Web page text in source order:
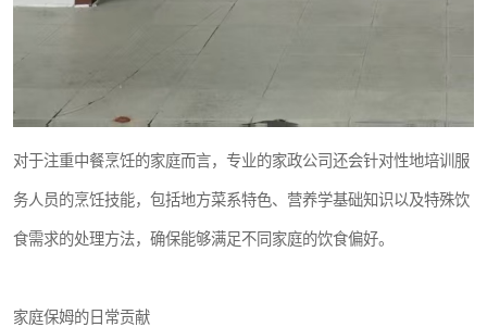
对于注重中餐烹饪的家庭而言，专业的家政公司还会针对性地培训服
务人员的烹饪技能，包括地方菜系特色、营养学基础知识以及特殊饮
食需求的处理方法，确保能够满足不同家庭的饮食偏好。
家庭保姆的日常贡献